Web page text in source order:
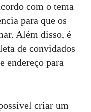
com o tema
para que os
Além disso, é
de convidados
endereço para
criar um